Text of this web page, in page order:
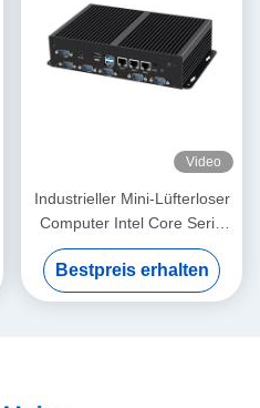
Video
Industrieller Mini-Lüfterloser
Computer Intel Core Serie
Prozessor 1115G4 3LAN
6COM DDR4 RAM
Bestpreis erhalten